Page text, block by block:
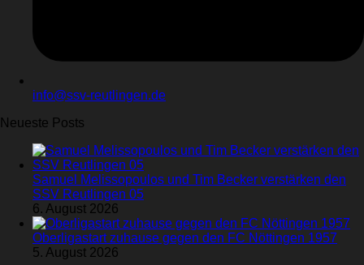
info@ssv-reutlingen.de
Neueste Posts
Samuel Melissopoulos und Tim Becker verstärken den
SSV Reutlingen 05
6. August 2026
Oberligastart zuhause gegen den FC Nöttingen 1957
5. August 2026